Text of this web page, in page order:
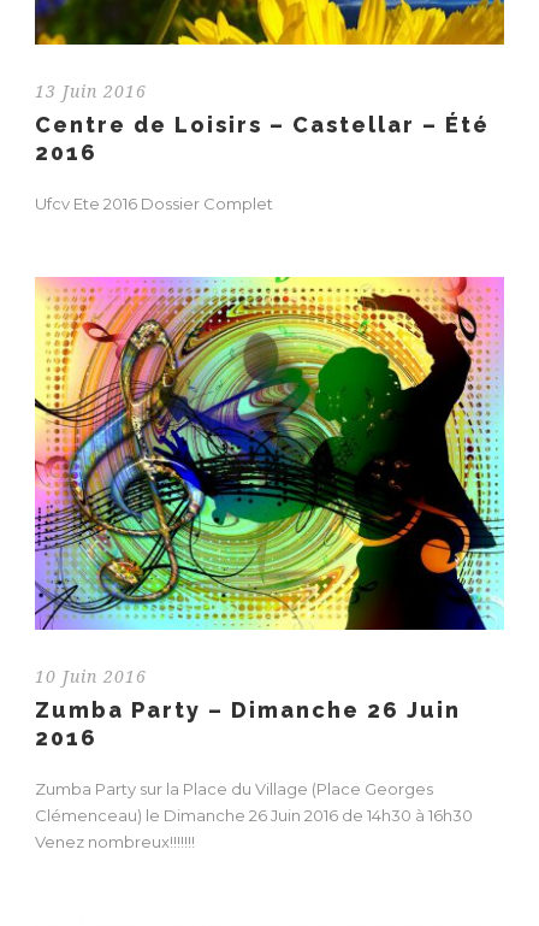
13 Juin 2016
Centre de Loisirs – Castellar – Été
2016
Ufcv Ete 2016 Dossier Complet
10 Juin 2016
Zumba Party – Dimanche 26 Juin
2016
Zumba Party sur la Place du Village (Place Georges
Clémenceau) le Dimanche 26 Juin 2016 de 14h30 à 16h30
Venez nombreux!!!!!!!